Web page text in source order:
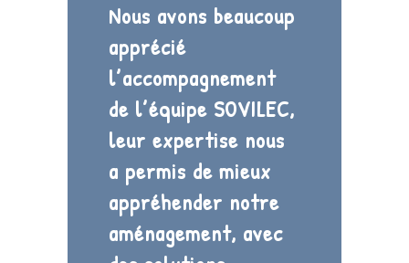
Nous avons beaucoup
apprécié
l’accompagnement
de l’équipe SOVILEC,
leur expertise nous
a permis de mieux
appréhender notre
aménagement, avec